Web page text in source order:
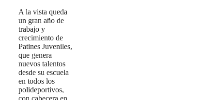
A la vista queda
un gran año de
trabajo y
crecimiento de
Patines Juveniles,
que genera
nuevos talentos
desde su escuela
en todos los
polideportivos,
con cabecera en